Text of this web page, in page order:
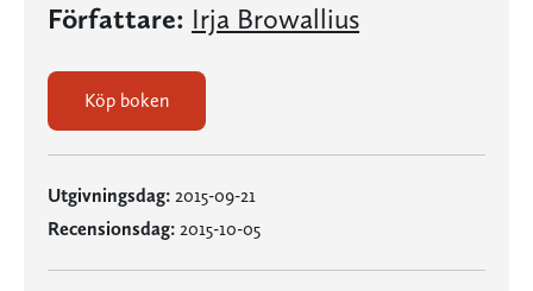
Författare: Irja Browallius
Köp boken
Utgivningsdag: 2015-09-21
Recensionsdag: 2015-10-05